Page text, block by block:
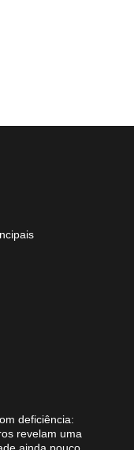
deficiência:
revelam uma